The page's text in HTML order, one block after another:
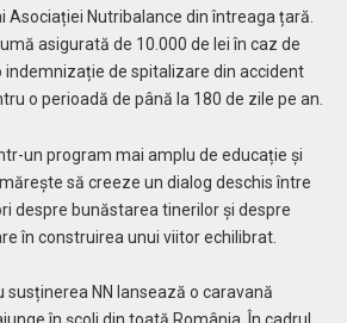
Nutribalance din întreaga țară.
asigurată de 10.000 de lei în caz de
indemnizație de spitalizare din accident
o perioadă de până la 180 de zile pe an.
un program mai amplu de educație și
să creeze un dialog deschis între
despre bunăstarea tinerilor și despre
în construirea unui viitor echilibrat.
NN lansează o caravană